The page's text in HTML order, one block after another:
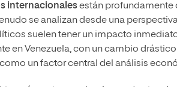
internacionalesestán profundamente
se analizan desde una
suelen tener un impacto
en Venezuela, con un cambio
como un factor central del análisis